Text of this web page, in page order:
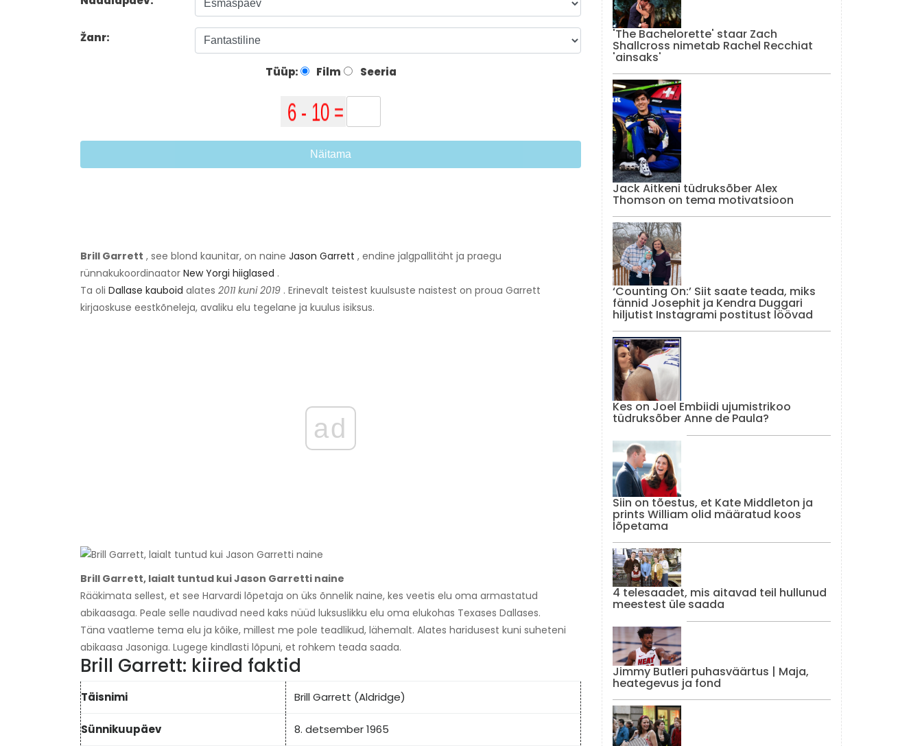
Žanr:
Tüüp: Film Seeria
Näitama
Brill Garrett , see blond kaunitar, on naine Jason Garrett , endine jalgpallitäht ja praegu
rünnakukoordinaator New Yorgi hiiglased .
Ta oli Dallase kauboid alates 2011 kuni 2019 . Erinevalt teistest kuulsuste naistest on proua Garrett
kirjaoskuse eestkõneleja, avaliku elu tegelane ja kuulus isiksus.
ad
Brill Garrett, laialt tuntud kui Jason Garretti naine
Rääkimata sellest, et see Harvardi lõpetaja on üks õnnelik naine, kes veetis elu oma armastatud
abikaasaga. Peale selle naudivad need kaks nüüd luksuslikku elu oma elukohas Texases Dallases.
Täna vaatleme tema elu ja kõike, millest me pole teadlikud, lähemalt. Alates haridusest kuni suheteni
abikaasa Jasoniga. Lugege kindlasti lõpuni, et rohkem teada saada.
Brill Garrett: kiired faktid
Täisnimi Brill Garrett (Aldridge)
Sünnikuupäev 8. detsember 1965
'The Bachelorette' staar Zach
Shallcross nimetab Rachel Recchiat
'ainsaks'
Jack Aitkeni tüdruksõber Alex
Thomson on tema motivatsioon
‘Counting On:’ Siit saate teada, miks
fännid Josephit ja Kendra Duggari
hiljutist Instagrami postitust löövad
Kes on Joel Embiidi ujumistrikoo
tüdruksõber Anne de Paula?
Siin on tõestus, et Kate Middleton ja
prints William olid määratud koos
lõpetama
4 telesaadet, mis aitavad teil hullunud
meestest üle saada
Jimmy Butleri puhasväärtus | Maja,
heategevus ja fond